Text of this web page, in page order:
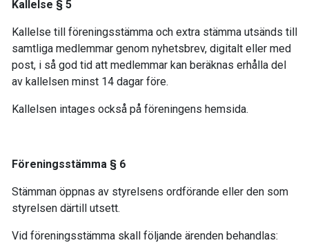
Kallelse § 5
Kallelse till föreningsstämma och extra stämma utsänds till
samtliga medlemmar genom nyhetsbrev, digitalt eller med
post, i så god tid att medlemmar kan beräknas erhålla del
av kallelsen minst 14 dagar före.
Kallelsen intages också på föreningens hemsida.
Föreningsstämma § 6
Stämman öppnas av styrelsens ordförande eller den som
styrelsen därtill utsett.
Vid föreningsstämma skall följande ärenden behandlas: